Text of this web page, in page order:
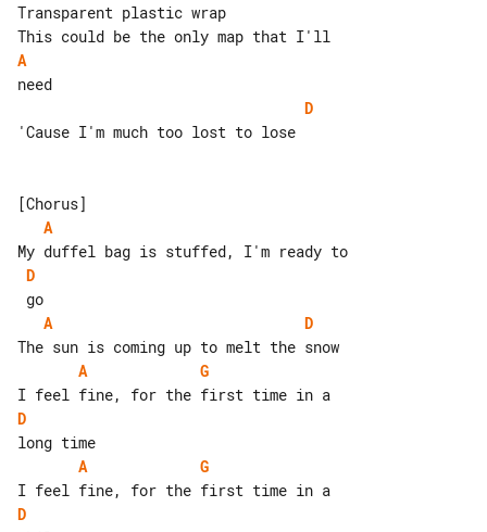
Transparent plastic wrap
A
D
'Cause I'm much too lost to lose
A
D
A
D
A
G
D
A
G
D